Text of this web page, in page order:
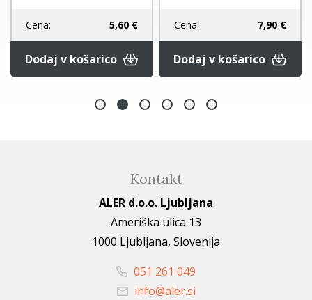
Cena: 5,60 €
Dodaj v košarico
Cena: 7,90 €
Dodaj v košarico
Kontakt
ALER d.o.o. Ljubljana
Ameriška ulica 13
1000 Ljubljana, Slovenija
051 261 049
info@aler.si